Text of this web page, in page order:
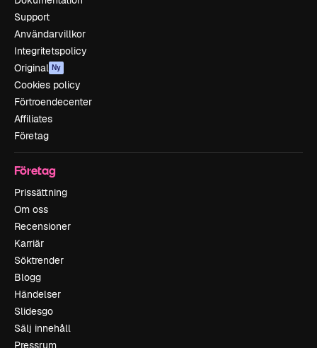
Support
Användarvillkor
Integritetspolicy
Original Ny
Cookies policy
Förtroendecenter
Affiliates
Företag
Företag
Prissättning
Om oss
Recensioner
Karriär
Söktrender
Blogg
Händelser
Slidesgo
Sälj innehåll
Pressrum